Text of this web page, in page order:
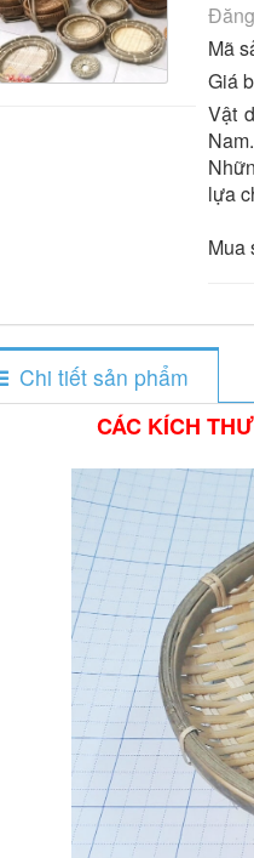
Mã
Giá
Vật
Nam.
lựa
Mua
Chi tiết sản phẩm
CÁC KÍCH